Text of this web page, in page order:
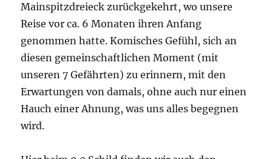
Mainspitzdreieck zurückgekehrt, wo unsere
Reise vor ca. 6 Monaten ihren Anfang
genommen hatte. Komisches Gefühl, sich an
diesen gemeinschaftlichen Moment (mit
unseren 7 Gefährten) zu erinnern, mit den
Erwartungen von damals, ohne auch nur einen
Hauch einer Ahnung, was uns alles begegnen
wird.